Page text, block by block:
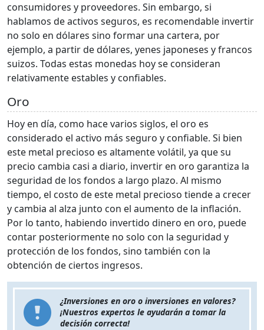
consumidores y proveedores. Sin embargo, si
hablamos de activos seguros, es recomendable invertir
no solo en dólares sino formar una cartera, por
ejemplo, a partir de dólares, yenes japoneses y francos
suizos. Todas estas monedas hoy se consideran
relativamente estables y confiables.
Oro
Hoy en día, como hace varios siglos, el oro es
considerado el activo más seguro y confiable. Si bien
este metal precioso es altamente volátil, ya que su
precio cambia casi a diario, invertir en oro garantiza la
seguridad de los fondos a largo plazo. Al mismo
tiempo, el costo de este metal precioso tiende a crecer
y cambia al alza junto con el aumento de la inflación.
Por lo tanto, habiendo invertido dinero en oro, puede
contar posteriormente no solo con la seguridad y
protección de los fondos, sino también con la
obtención de ciertos ingresos.
¿Inversiones en oro o inversiones en valores?
¡Nuestros expertos le ayudarán a tomar la
decisión correcta!